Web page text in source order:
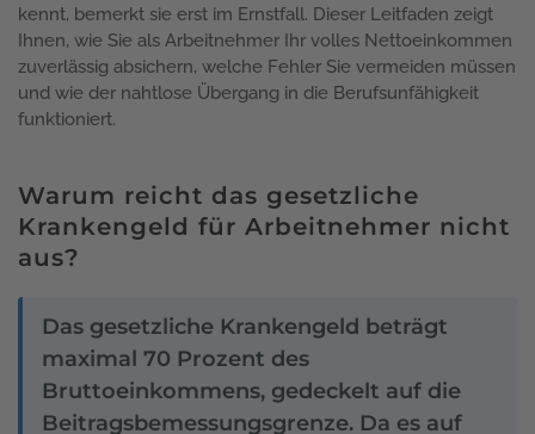
kennt, bemerkt sie erst im Ernstfall. Dieser Leitfaden zeigt
Ihnen, wie Sie als Arbeitnehmer Ihr volles Nettoeinkommen
zuverlässig absichern, welche Fehler Sie vermeiden müssen
und wie der nahtlose Übergang in die Berufsunfähigkeit
funktioniert.
Warum reicht das gesetzliche
Krankengeld für Arbeitnehmer nicht
aus?
Das gesetzliche Krankengeld beträgt
maximal 70 Prozent des
Bruttoeinkommens, gedeckelt auf die
Beitragsbemessungsgrenze. Da es auf